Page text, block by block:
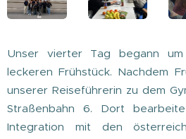
Unser vierter Tag begann
leckeren Frühstück. Nachdem
unserer Reiseführerin zu dem
Straßenbahn 6. Dort
Integration mit den